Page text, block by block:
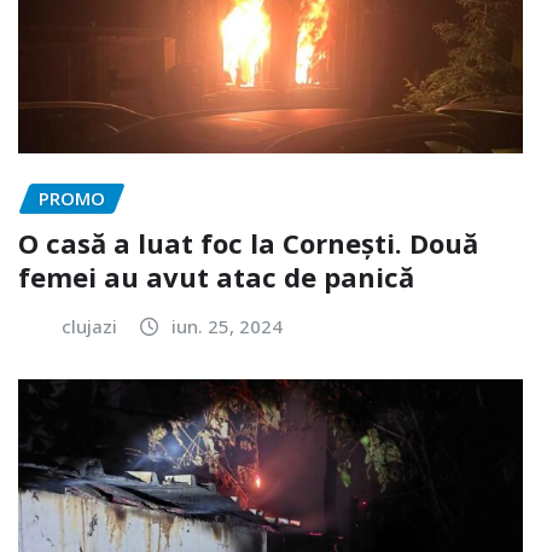
PROMO
O casă a luat foc la Cornești. Două
femei au avut atac de panică
clujazi iun. 25, 2024